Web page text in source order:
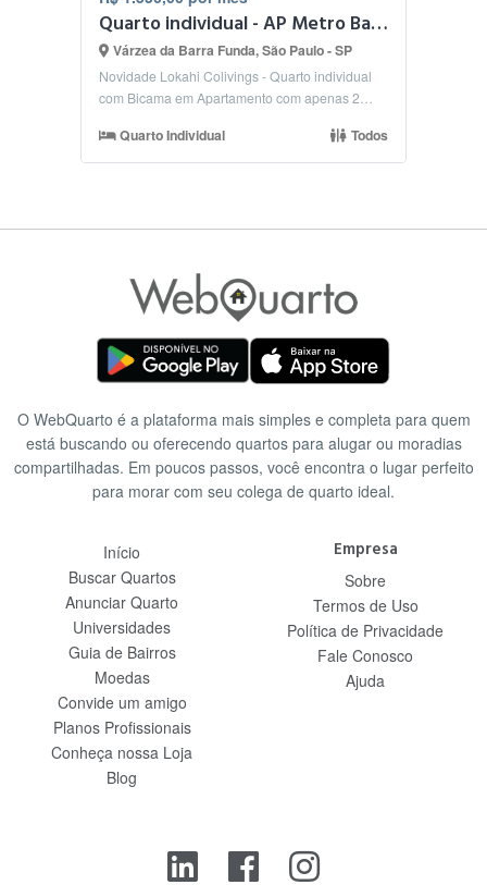
Quarto individual - AP Metro Barra Funda
Várzea da Barra Funda, São Paulo - SP
Novidade Lokahi Colivings - Quarto individual
com Bicama em Apartamento com apenas 2
Quarto Individual Todos
O WebQuarto é a plataforma mais simples e completa para quem
está buscando ou oferecendo quartos para alugar ou moradias
compartilhadas. Em poucos passos, você encontra o lugar perfeito
para morar com seu colega de quarto ideal.
Início
Buscar Quartos
Anunciar Quarto
Universidades
Guia de Bairros
Moedas
Convide um amigo
Planos Profissionais
Conheça nossa Loja
Blog
Empresa
Sobre
Termos de Uso
Política de Privacidade
Fale Conosco
Ajuda